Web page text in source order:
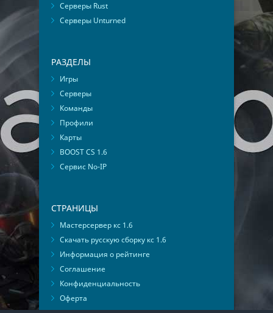
Серверы Rust
Серверы Unturned
РАЗДЕЛЫ
Игры
Серверы
Команды
Профили
Карты
BOOST CS 1.6
Сервис No-IP
СТРАНИЦЫ
Мастерсервер кс 1.6
Скачать русскую сборку кс 1.6
Информация о рейтинге
Соглашение
Конфиденциальность
Оферта